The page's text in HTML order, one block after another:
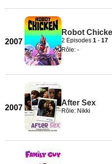
2007
Robot
2 Episodes 1 - 17
Rôle: -
2007
After Sex
Rôle: Nikki